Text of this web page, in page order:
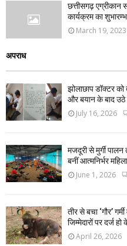
छत्तीसगढ़ एग्रीकान
कार्यक्रम का
March 19, 2023
अपराध
झोलाछाप डॉक्टर
और बयान के बाद उठे
July 16, 2026
मजदूरी से मुर्गी
बनीं आत्मनिर्भर
June 1, 2026
तीर से बचा ‘गौर’
जिम्मेदारों पर दर्ज
April 26, 2026